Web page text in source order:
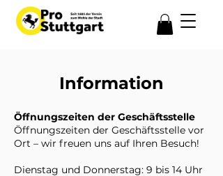
Information
Öffnungszeiten der Geschäftsstelle
Öffnungszeiten der Geschäftsstelle vor
Ort – wir freuen uns auf Ihren Besuch!
Dienstag und Donnerstag: 9 bis 14 Uhr